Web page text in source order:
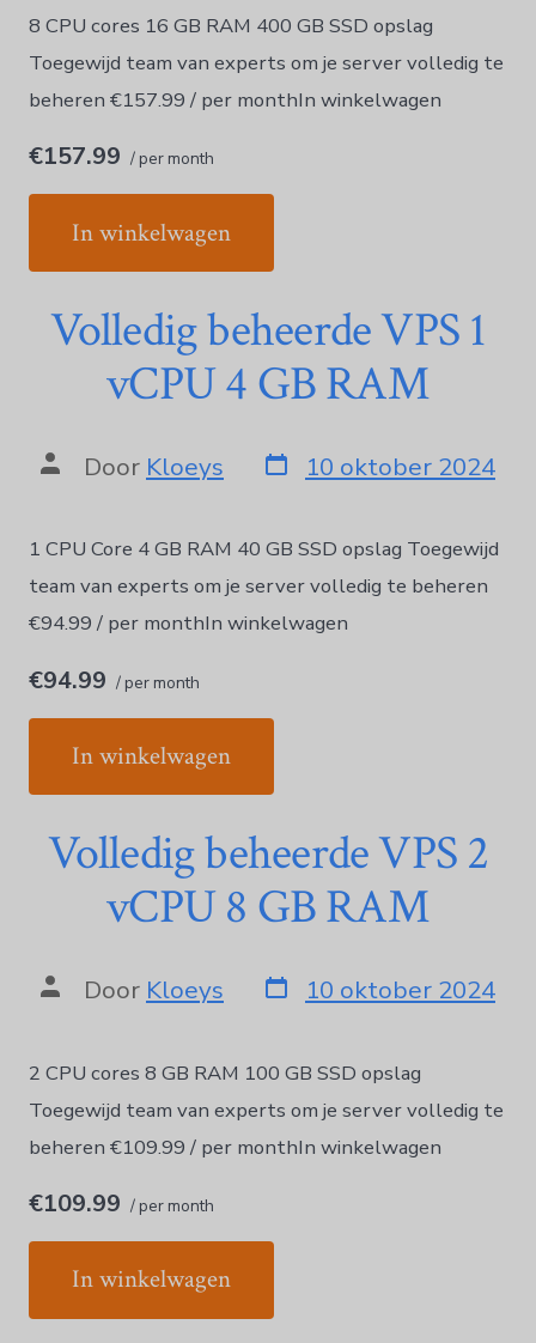
8 CPU cores 16 GB RAM 400 GB SSD opslag
Toegewijd team van experts om je server volledig te
beheren €157.99 / per monthIn winkelwagen
€157.99 / per month
In winkelwagen
Volledig beheerde VPS 1
vCPU 4 GB RAM
Door Kloeys 10 oktober 2024
1 CPU Core 4 GB RAM 40 GB SSD opslag Toegewijd
team van experts om je server volledig te beheren
€94.99 / per monthIn winkelwagen
€94.99 / per month
In winkelwagen
Volledig beheerde VPS 2
vCPU 8 GB RAM
Door Kloeys 10 oktober 2024
2 CPU cores 8 GB RAM 100 GB SSD opslag
Toegewijd team van experts om je server volledig te
beheren €109.99 / per monthIn winkelwagen
€109.99 / per month
In winkelwagen